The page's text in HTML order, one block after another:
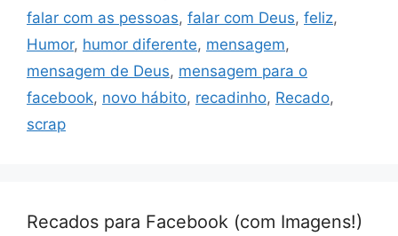
falar com as pessoas, falar com Deus, feliz,
Humor, humor diferente, mensagem,
mensagem de Deus, mensagem para o
facebook, novo hábito, recadinho, Recado,
scrap
Recados para Facebook (com Imagens!)